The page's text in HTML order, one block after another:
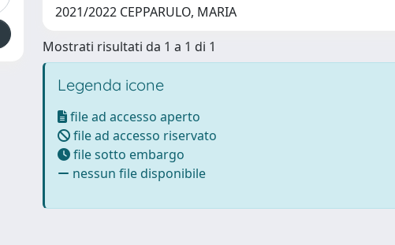
2021/2022 CEPPARULO, MARIA
Mostrati risultati da 1 a 1 di 1
Legenda icone
file ad accesso aperto
file ad accesso riservato
file sotto embargo
nessun file disponibile